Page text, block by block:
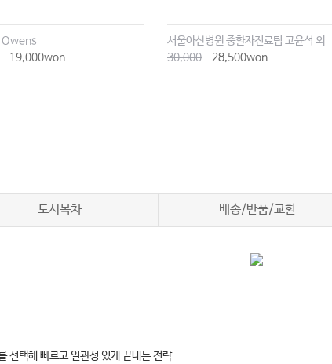
19,000won
서울아산병원 중환자진료팀 고윤석 외
30,000
28,500won
도서목차 배송/반품/교환
선택해 빠르고 일관성 있게 끝내는 전략